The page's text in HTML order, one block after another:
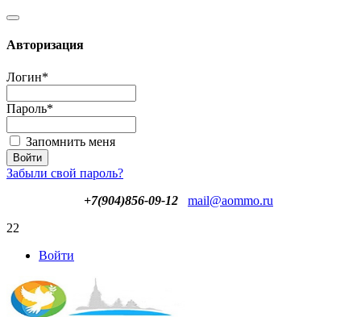
Авторизация
Логин*
Пароль*
Запомнить меня
Забыли свой пароль?
+7(904)856-09-12
mail@aommo.ru
22
Войти